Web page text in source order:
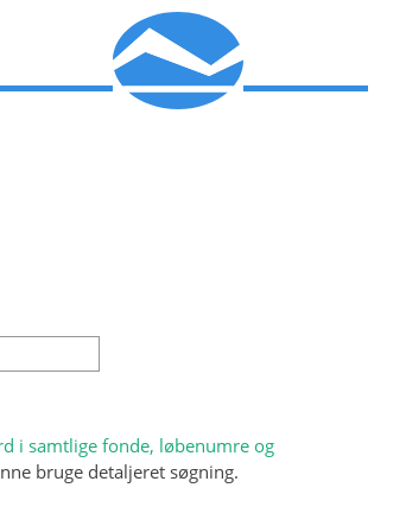
i samtlige fonde, løbenumre og
bruge detaljeret søgning.